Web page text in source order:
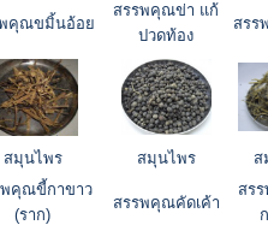
คุณขมิ้นอ้อย
สรรพคุณข่า แก้
ปวดท้อง
สรร
สมุนไพร สมุนไพร
ส
พคุณขี้กาขาว
(ราก)
สรรพคุณคัดเค้า
สร